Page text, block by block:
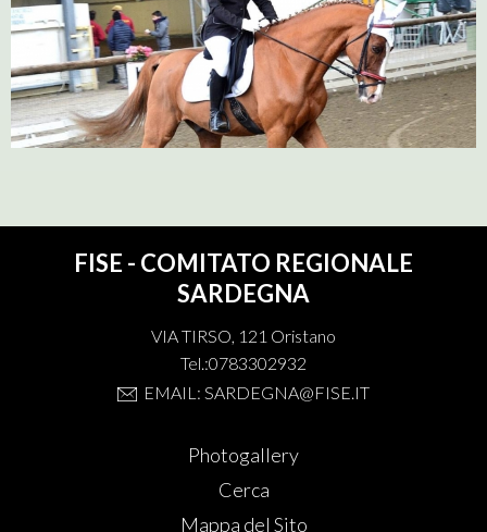
FISE - COMITATO REGIONALE
SARDEGNA
VIA TIRSO, 121 Oristano
Tel.:0783302932
EMAIL: SARDEGNA@FISE.IT
Photogallery
Cerca
Mappa del Sito